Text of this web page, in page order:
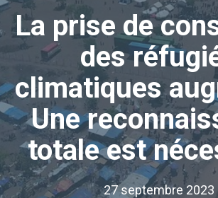
La prise de
des
climatiques
Une
totale est
27 septembre 2023